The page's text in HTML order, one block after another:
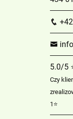
5.0/5
Czy
1⭐